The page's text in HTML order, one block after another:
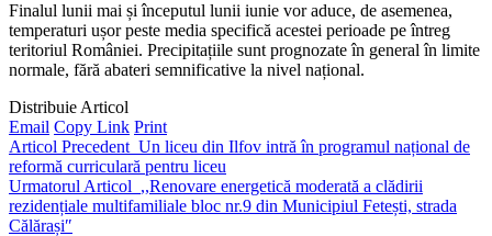
Finalul lunii mai și începutul lunii iunie vor aduce, de asemenea,
temperaturi ușor peste media specifică acestei perioade pe întreg
teritoriul României. Precipitațiile sunt prognozate în general în limite
normale, fără abateri semnificative la nivel național.
Distribuie Articol
Email Copy Link Print
Articol Precedent Un liceu din Ilfov intră în programul național de
reformă curriculară pentru liceu
Urmatorul Articol ,,Renovare energetică moderată a clădirii
rezidențiale multifamiliale bloc nr.9 din Municipiul Fetești, strada
Călărași″